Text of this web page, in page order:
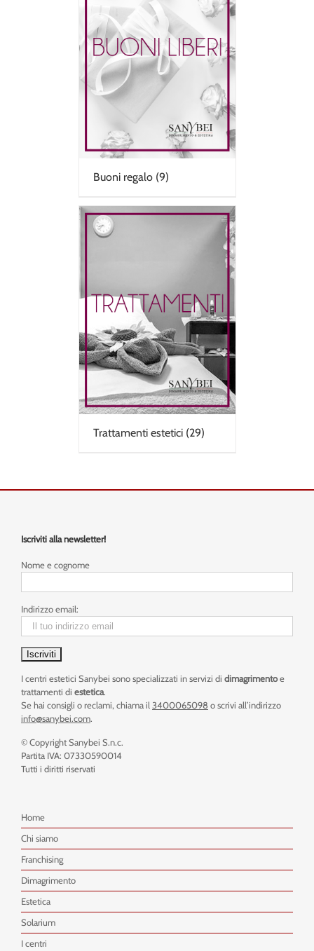
Buoni regalo (9)
Trattamenti estetici (29)
Iscriviti alla newsletter!
Nome e cognome
Indirizzo email:
I centri estetici Sanybei sono specializzati in servizi di dimagrimentoe
trattamenti di estetica.
Se hai consigli o reclami, chiama il 3400065098 o scrivi all’indirizzo
info@sanybei.com.
© Copyright Sanybei S.n.c.
Partita IVA: 07330590014
Tutti i diritti riservati
Home
Chi siamo
Franchising
Dimagrimento
Estetica
Solarium
I centri